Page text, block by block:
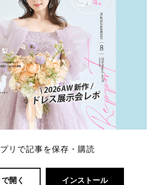
リで記事を保存・購読
開く インストール